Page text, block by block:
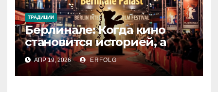
ТРАДИЦИИ
Берлинале: Когда кино
становится историей, а
зритель — частью магии!
АПР 19, 2026 ERFOLG